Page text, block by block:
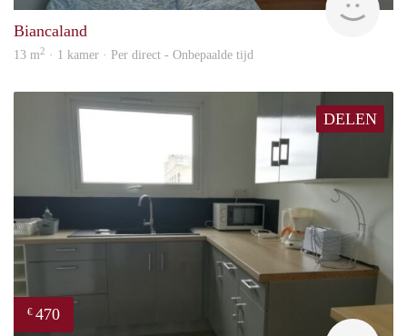
Biancaland
13 m2 · 1 kamer · Per direct - Onbepaalde tijd
DELEN
€ 470